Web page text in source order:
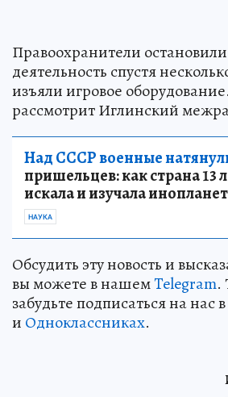
Правоохранители
деятельность спустя
изъяли игровое
рассмотрит Иглинский
Над СССР военные
пришельцев: как страна 13
искала и изучала
НАУКА
Обсудить эту новость и
вы можете в нашемTelegram.
забудьте подписаться на нас в
и Одноклассниках.